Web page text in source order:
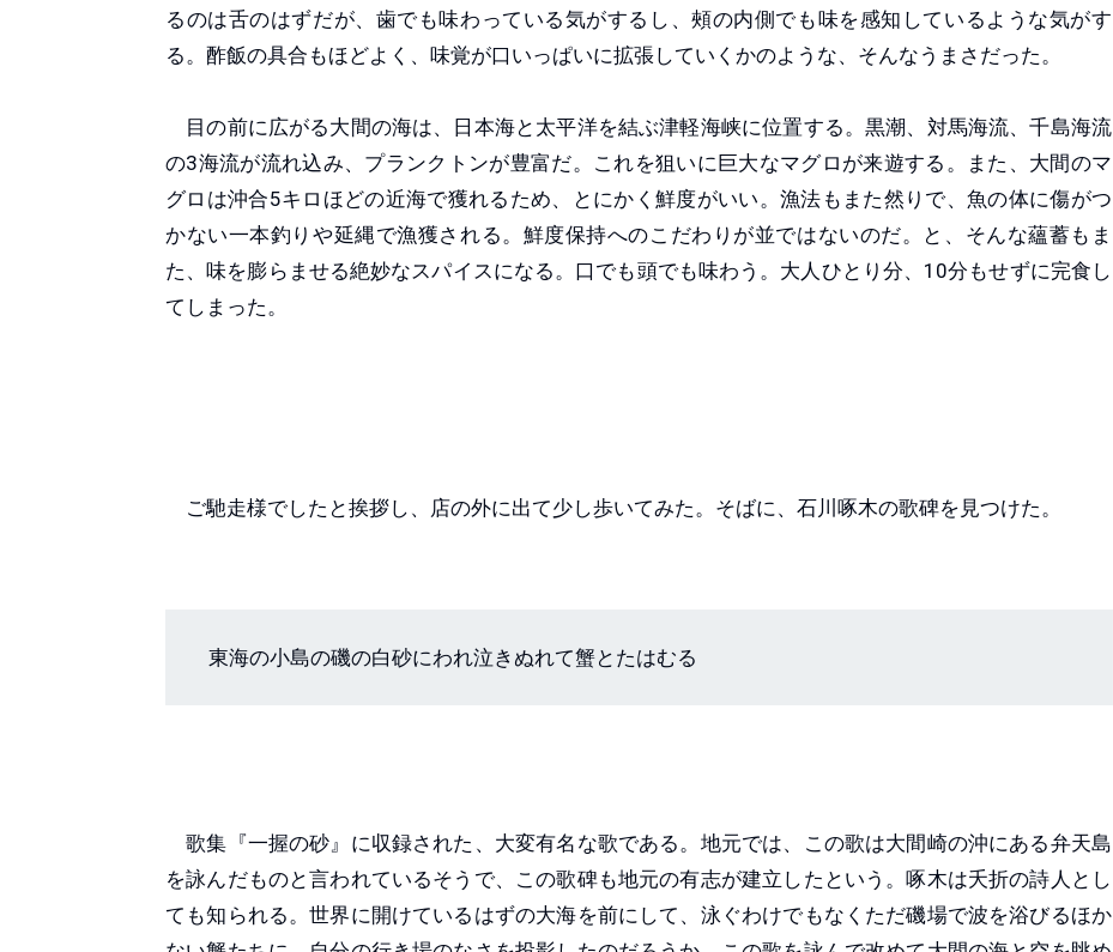
るのは舌のはずだが、歯でも味わっている気がするし、頰の内側でも味を感知しているような気がす
る。酢飯の具合もほどよく、味覚が口いっぱいに拡張していくかのような、そんなうまさだった。
目の前に広がる大間の海は、日本海と太平洋を結ぶ津軽海峡に位置する。黒潮、対馬海流、千島海流
の3海流が流れ込み、プランクトンが豊富だ。これを狙いに巨大なマグロが来遊する。また、大間のマ
グロは沖合5キロほどの近海で獲れるため、とにかく鮮度がいい。漁法もまた然りで、魚の体に傷がつ
かない一本釣りや延縄で漁獲される。鮮度保持へのこだわりが並ではないのだ。と、そんな蘊蓄もま
た、味を膨らませる絶妙なスパイスになる。口でも頭でも味わう。大人ひとり分、10分もせずに完食し
てしまった。
ご馳走様でしたと挨拶し、店の外に出て少し歩いてみた。そばに、石川啄木の歌碑を見つけた。
東海の小島の磯の白砂にわれ泣きぬれて蟹とたはむる
歌集『一握の砂』に収録された、大変有名な歌である。地元では、この歌は大間崎の沖にある弁天島
を詠んだものと言われているそうで、この歌碑も地元の有志が建立したという。啄木は夭折の詩人とし
ても知られる。世界に開けているはずの大海を前にして、泳ぐわけでもなくただ磯場で波を浴びるほか